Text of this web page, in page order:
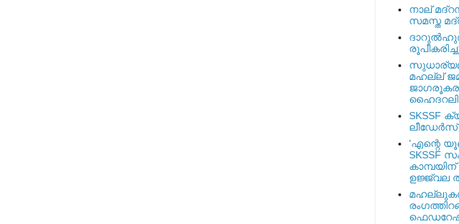
നാല്
സമസ്ത
മഹല്ല്
SKSSF
ലീഡേർസ്
'എന്റെ
SKSSF
ഉജ്ജ്വല